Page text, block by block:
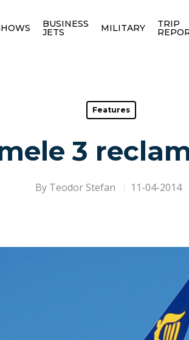
BUSINESS
JETS MILITARY TRIP
Features
3
By Teodor Stefan 11-04-2014